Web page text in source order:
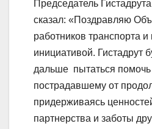
Председатель Гистадрута
сказал: «Поздравляю
работников транспорта
инициативой. Гистадрут
дальше пытаться помочь
пострадавшему от
придерживаясь
партнерства и заботы